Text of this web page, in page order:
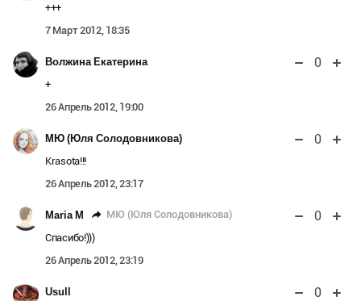
+++
7 Март 2012, 18:35
Волжина Екатерина 0
+
26 Апрель 2012, 19:00
МЮ (Юля Солодовникова) 0
Krasota!!!
26 Апрель 2012, 23:17
Maria M МЮ (Юля Солодовникова) 0
Спасибо!)))
26 Апрель 2012, 23:19
Usull 0